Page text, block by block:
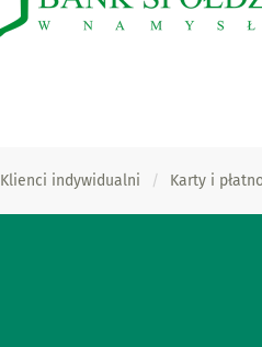
Klienci indywidualni Karty i